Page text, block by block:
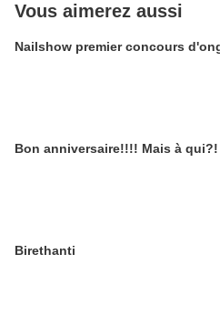
Vous aimerez aussi
Nailshow premier concours
Bon anniversaire!!!! Mais à qui?!
Birethanti